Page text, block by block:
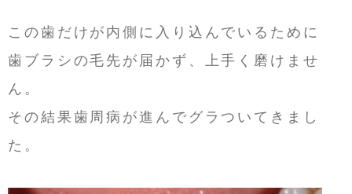
この歯だけが内側に入り込んでいるために
歯ブラシの毛先が届かず、上手く磨けませ
ん。
その結果歯周病が進んでグラついてきまし
た。